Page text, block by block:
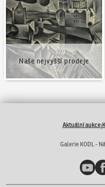
Naše nejvyšší prodeje
Aktuální aukce|
Galerie KODL -